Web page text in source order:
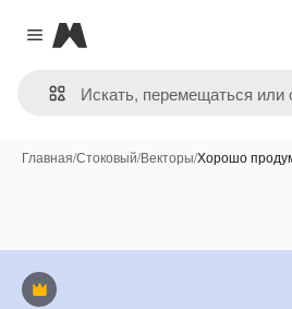
Close menu
Magnific
Главная/Стоковый/Векторы/Хорошо
Премиум